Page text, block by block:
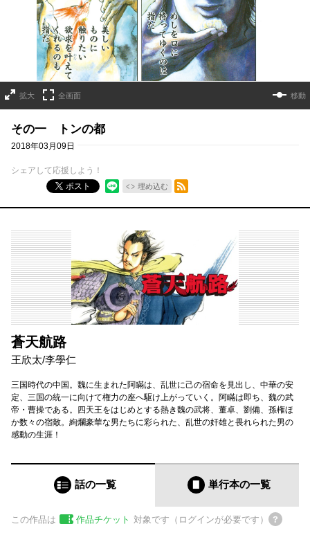
拡大 全画面 移動
その一 トンの都
2018年03月09日
シェアして応援しよう！
ポスト
埋め込む
RSSフィード
蒼天航路
王欣太/李學仁
三国時代の中国。魏に生まれた阿瞞は、乱世に己の宿命を見出し、中華の安
定、三国の統一に向けて権力の座へ駆け上がっていく。阿瞞は即ち、魏の武
帝・曹操である。四天王をはじめとする熱き魏の武将、董卓、劉備、孫権ほ
か数々の宿敵。絢爛豪華な男たちに彩られた、乱世の奸雄と畏れられた男の
感動の生涯！
話の一覧 単行本の一覧
この作品は 作品チケット 対象です（ログインが必要です）